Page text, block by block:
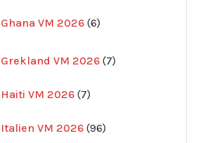
Ghana VM 2026 6
produkter
Grekland VM 2026 7
produkter
Haiti VM 2026 77
Italien VM 2026 96
produkter